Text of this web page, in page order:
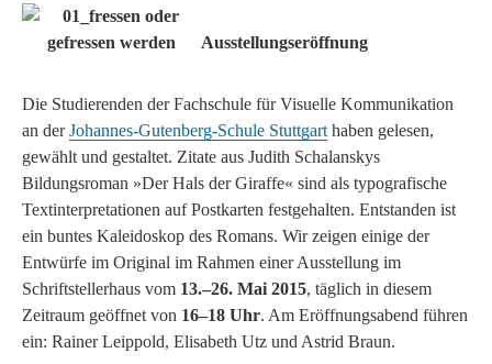
Ausstellungseröffnung
Die Studierenden der Fachschule für Visuelle Kommunikation
an derJohannes-Gutenberg-Schule Stuttgart haben gelesen,
gewählt und gestaltet. Zitate aus Judith Schalanskys
Bildungsroman »Der Hals der Giraffe« sind als typografische
Textinterpretationen auf Postkarten festgehalten. Entstanden ist
ein buntes Kaleidoskop des Romans. Wir zeigen einige der
Entwürfe im Original im Rahmen einer Ausstellung im
Schriftstellerhaus vom 13.–26. Mai 2015, täglich in diesem
Zeitraum geöffnet von 16–18 Uhr. Am Eröffnungsabend führen
ein: Rainer Leippold, Elisabeth Utz und Astrid Braun.